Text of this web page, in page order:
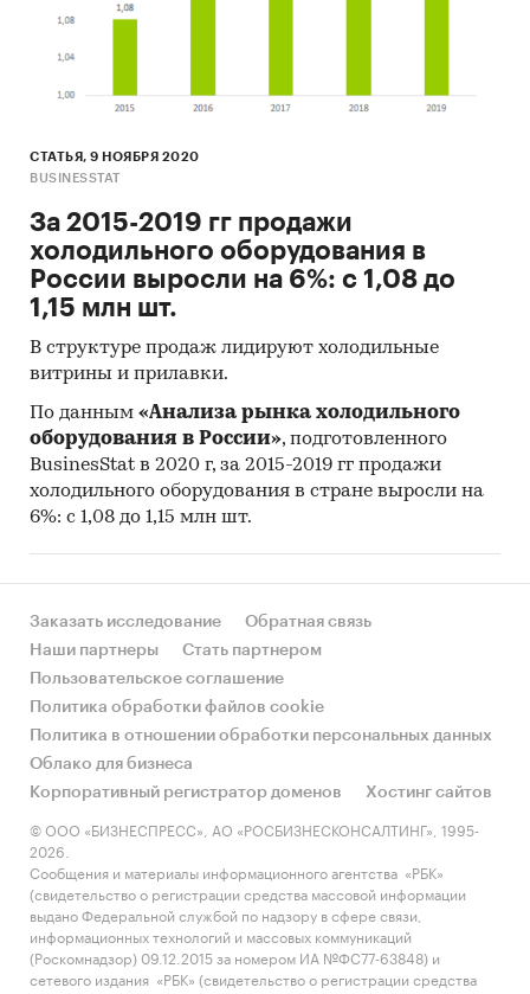
СТАТЬЯ, 9 НОЯБРЯ 2020
BUSINESSTAT
За 2015-2019 гг продажи
холодильного оборудования в
России выросли на 6%: с 1,08 до
1,15 млн шт.
В структуре продаж лидируют холодильные
витрины и прилавки.
По данным «Анализа рынка холодильного
оборудования в России», подготовленного
BusinesStat в 2020 г, за 2015-2019 гг продажи
холодильного оборудования в стране выросли на
6%: с 1,08 до 1,15 млн шт.
Заказать исследование
Обратная связь
Наши партнеры
Стать партнером
Пользовательское соглашение
Политика обработки файлов cookie
Политика в отношении обработки персональных данных
Облако для бизнеса
Корпоративный регистратор доменов
Хостинг сайтов
© ООО «БИЗНЕСПРЕСС», АО «РОСБИЗНЕСКОНСАЛТИНГ», 1995-
2026.
Сообщения и материалы информационного агентства «РБК»
(свидетельство о регистрации средства массовой информации
выдано Федеральной службой по надзору в сфере связи,
информационных технологий и массовых коммуникаций
(Роскомнадзор) 09.12.2015 за номером ИА №ФС77-63848) и
сетевого издания «РБК» (свидетельство о регистрации средства